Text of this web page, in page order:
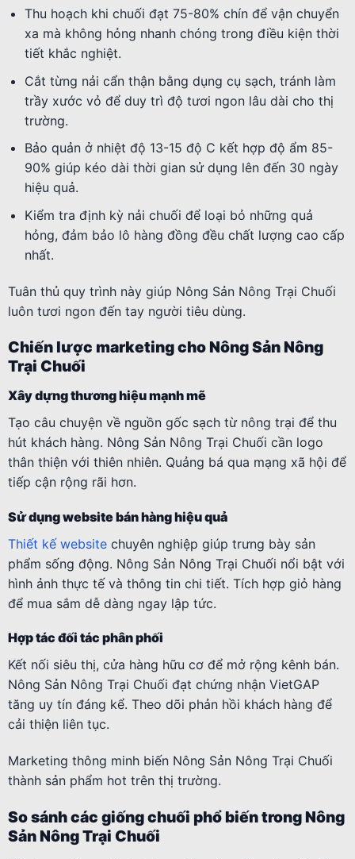
Thu hoạch khi chuối đạt 75-80% chín để vận chuyển
xa mà không hỏng nhanh chóng trong điều kiện thời
tiết khắc nghiệt.
Cắt từng nải cẩn thận bằng dụng cụ sạch, tránh làm
trầy xước vỏ để duy trì độ tươi ngon lâu dài cho thị
trường.
Bảo quản ở nhiệt độ 13-15 độ C kết hợp độ ẩm 85-
90% giúp kéo dài thời gian sử dụng lên đến 30 ngày
hiệu quả.
Kiểm tra định kỳ nải chuối để loại bỏ những quả
hỏng, đảm bảo lô hàng đồng đều chất lượng cao cấp
nhất.
Tuân thủ quy trình này giúp Nông Sản Nông Trại Chuối
luôn tươi ngon đến tay người tiêu dùng.
Chiến lược marketing cho Nông Sản Nông
Trại Chuối
Xây dựng thương hiệu mạnh mẽ
Tạo câu chuyện về nguồn gốc sạch từ nông trại để thu
hút khách hàng. Nông Sản Nông Trại Chuối cần logo
thân thiện với thiên nhiên. Quảng bá qua mạng xã hội để
tiếp cận rộng rãi hơn.
Sử dụng website bán hàng hiệu quả
Thiết kế website chuyên nghiệp giúp trưng bày sản
phẩm sống động. Nông Sản Nông Trại Chuối nổi bật với
hình ảnh thực tế và thông tin chi tiết. Tích hợp giỏ hàng
để mua sắm dễ dàng ngay lập tức.
Hợp tác đối tác phân phối
Kết nối siêu thị, cửa hàng hữu cơ để mở rộng kênh bán.
Nông Sản Nông Trại Chuối đạt chứng nhận VietGAP
tăng uy tín đáng kể. Theo dõi phản hồi khách hàng để
cải thiện liên tục.
Marketing thông minh biến Nông Sản Nông Trại Chuối
thành sản phẩm hot trên thị trường.
So sánh các giống chuối phổ biến trong Nông
Sản Nông Trại Chuối